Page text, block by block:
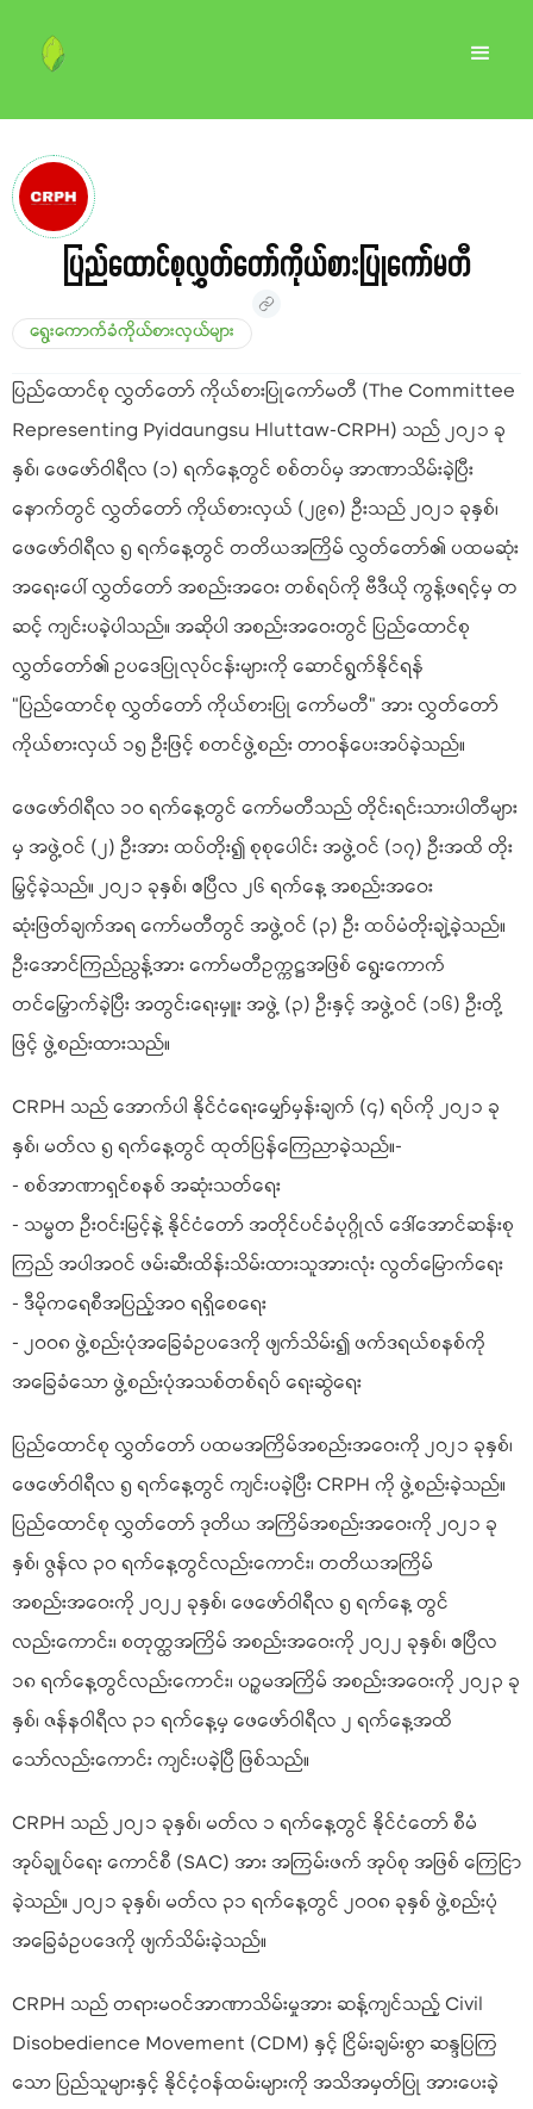
ပြည်ထောင်စုလွှတ်တော်ကိုယ်စားပြုကော်မတီ
ရွေးကောက်ခံကိုယ်စားလှယ်များ
ပြည်ထောင်စု လွှတ်တော် ကိုယ်စားပြုကော်မတီ (The Committee
Representing Pyidaungsu Hluttaw-CRPH) သည် ၂၀၂၁ ခု
နှစ်၊ ဖေဖော်ဝါရီလ (၁) ရက်နေ့တွင် စစ်တပ်မှ အာဏာသိမ်းခဲ့ပြီး
နောက်တွင် လွှတ်တော် ကိုယ်စားလှယ် (၂၉၈) ဦးသည် ၂၀၂၁ ခုနှစ်၊
ဖေဖော်ဝါရီလ ၅ ရက်နေ့တွင် တတိယအကြိမ် လွှတ်တော်၏ ပထမဆုံး
အရေးပေါ် လွှတ်တော် အစည်းအဝေး တစ်ရပ်ကို ဗီဒီယို ကွန့်ဖရင့်မှ တ
ဆင့် ကျင်းပခဲ့ပါသည်။ အဆိုပါ အစည်းအဝေးတွင် ပြည်ထောင်စု
လွှတ်တော်၏ ဥပဒေပြုလုပ်ငန်းများကို ဆောင်ရွက်နိုင်ရန်
“ပြည်ထောင်စု လွှတ်တော် ကိုယ်စားပြု ကော်မတီ” အား လွှတ်တော်
ကိုယ်စားလှယ် ၁၅ ဦးဖြင့် စတင်ဖွဲ့စည်း တာဝန်ပေးအပ်ခဲ့သည်။
ဖေဖော်ဝါရီလ ၁၀ ရက်နေ့တွင် ကော်မတီသည် တိုင်းရင်းသားပါတီများ
မှ အဖွဲ့ဝင် (၂) ဦးအား ထပ်တိုး၍ စုစုပေါင်း အဖွဲ့ဝင် (၁၇) ဦးအထိ တိုး
မြှင့်ခဲ့သည်။ ၂၀၂၁ ခုနှစ်၊ ဧပြီလ ၂၆ ရက်နေ့ အစည်းအဝေး
ဆုံးဖြတ်ချက်အရ ကော်မတီတွင် အဖွဲ့ဝင် (၃) ဦး ထပ်မံတိုးချဲ့ခဲ့သည်။
ဦးအောင်ကြည်ညွန့်အား ကော်မတီဥက္ကဋ္ဌအဖြစ် ရွေးကောက်
တင်မြှောက်ခဲ့ပြီး အတွင်းရေးမှူး အဖွဲ့ (၃) ဦးနှင့် အဖွဲ့ဝင် (၁၆) ဦးတို့
ဖြင့် ဖွဲ့စည်းထားသည်။
CRPH သည် အောက်ပါ နိုင်ငံရေးမျှော်မှန်းချက် (၄) ရပ်ကို ၂၀၂၁ ခု
နှစ်၊ မတ်လ ၅ ရက်နေ့တွင် ထုတ်ပြန်ကြေညာခဲ့သည်။-
- စစ်အာဏာရှင်စနစ် အဆုံးသတ်ရေး
- သမ္မတ ဦးဝင်းမြင့်နဲ့ နိုင်ငံတော် အတိုင်ပင်ခံပုဂ္ဂိုလ် ဒေါ်အောင်ဆန်းစု
ကြည် အပါအဝင် ဖမ်းဆီးထိန်းသိမ်းထားသူအားလုံး လွတ်မြောက်ရေး
- ဒီမိုကရေစီအပြည့်အဝ ရရှိစေရေး
- ၂၀၀၈ ဖွဲ့စည်းပုံအခြေခံဥပဒေကို ဖျက်သိမ်း၍ ဖက်ဒရယ်စနစ်ကို
အခြေခံသော ဖွဲ့စည်းပုံအသစ်တစ်ရပ် ရေးဆွဲရေး
ပြည်ထောင်စု လွှတ်တော် ပထမအကြိမ်အစည်းအဝေးကို ၂၀၂၁ ခုနှစ်၊
ဖေဖော်ဝါရီလ ၅ ရက်နေ့တွင် ကျင်းပခဲ့ပြီး CRPH ကို ဖွဲ့စည်းခဲ့သည်။
ပြည်ထောင်စု လွှတ်တော် ဒုတိယ အကြိမ်အစည်းအဝေးကို ၂၀၂၁ ခု
နှစ်၊ ဇွန်လ ၃၀ ရက်နေ့တွင်လည်းကောင်း၊ တတိယအကြိမ်
အစည်းအဝေးကို ၂၀၂၂ ခုနှစ်၊ ဖေဖော်ဝါရီလ ၅ ရက်နေ့ တွင်
လည်းကောင်း၊ စတုတ္ထအကြိမ် အစည်းအဝေးကို ၂၀၂၂ ခုနှစ်၊ ဧပြီလ
၁၈ ရက်နေ့တွင်လည်းကောင်း၊ ပဉ္စမအကြိမ် အစည်းအဝေးကို ၂၀၂၃ ခု
နှစ်၊ ဇန်နဝါရီလ ၃၁ ရက်နေ့မှ ဖေဖော်ဝါရီလ ၂ ရက်နေ့အထိ
သော်လည်းကောင်း ကျင်းပခဲ့ပြီ ဖြစ်သည်။
CRPH သည် ၂၀၂၁ ခုနှစ်၊ မတ်လ ၁ ရက်နေ့တွင် နိုင်ငံတော် စီမံ
အုပ်ချုပ်ရေး ကောင်စီ (SAC) အား အကြမ်းဖက် အုပ်စု အဖြစ် ကြေငြာ
ခဲ့သည်။ ၂၀၂၁ ခုနှစ်၊ မတ်လ ၃၁ ရက်နေ့တွင် ၂၀၀၈ ခုနှစ် ဖွဲ့စည်းပုံ
အခြေခံဥပဒေကို ဖျက်သိမ်းခဲ့သည်။
CRPH သည် တရားမဝင်အာဏာသိမ်းမှုအား ဆန့်ကျင်သည့် Civil
Disobedience Movement (CDM) နှင့် ငြိမ်းချမ်းစွာ ဆန္ဒပြကြ
သော ပြည်သူများနှင့် နိုင်ငံ့ဝန်ထမ်းများကို အသိအမှတ်ပြု အားပေးခဲ့